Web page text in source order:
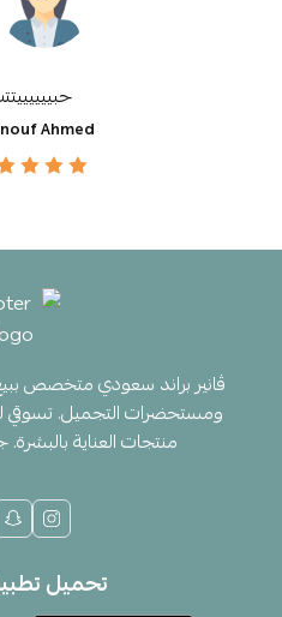
Ahmed
ڤانير براند سعودي متخصص
ومستحضرات التجميل.
منتجات العناية
تحميل